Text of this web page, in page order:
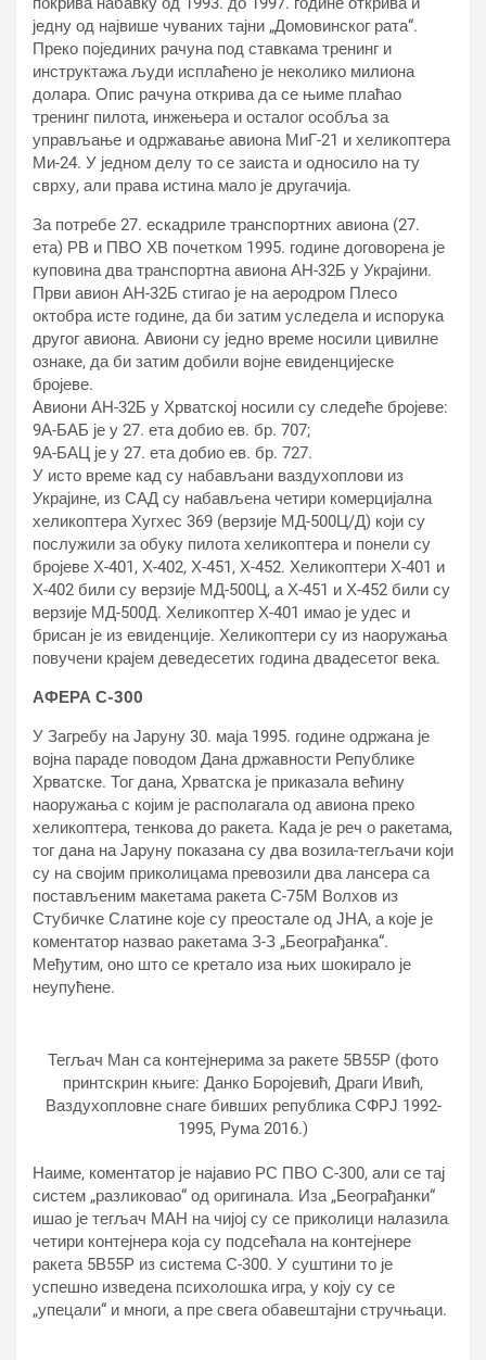
једну од највише чуваних тајни „Домовинског рата“.
Преко појединих рачуна под ставкама тренинг и
инструктажа људи исплаћено је неколико милиона
долара. Опис рачуна открива да се њиме плаћао
тренинг пилота, инжењера и осталог особља за
управљање и одржавање авиона МиГ-21 и хеликоптера
Ми-24. У једном делу то се заиста и односило на ту
сврху, али права истина мало је другачија.
За потребе 27. ескадриле транспортних авиона (27.
ета) РВ и ПВО ХВ почетком 1995. године договорена је
куповина два транспортна авиона АН-32Б у Украјини.
Први авион АН-32Б стигао је на аеродром Плесо
октобра исте године, да би затим уследела и испорука
другог авиона. Авиони су једно време носили цивилне
ознаке, да би затим добили војне евиденцијеске
бројеве.
Авиони АН-32Б у Хрватској носили су следеће бројеве:
9А-БАБ је у 27. ета добио ев. бр. 707;
9А-БАЦ је у 27. ета добио ев. бр. 727.
У исто време кад су набављани ваздухоплови из
Украјине, из САД су набављена четири комерцијална
хеликоптера Хугхес 369 (верзије МД-500Ц/Д) који су
послужили за обуку пилота хеликоптера и понели су
бројеве Х-401, Х-402, Х-451, Х-452. Хеликоптери Х-401 и
Х-402 били су верзије МД-500Ц, а Х-451 и Х-452 били су
верзије МД-500Д. Хеликоптер Х-401 имао је удес и
брисан је из евиденције. Хеликоптери су из наоружања
повучени крајем деведесетих година двадесетог века.
АФЕРА С-300
У Загребу на Јаруну 30. маја 1995. године одржана је
војна параде поводом Дана државности Републике
Хрватске. Тог дана, Хрватска је приказала већину
наоружања с којим је располагала од авиона преко
хеликоптера, тенкова до ракета. Када је реч о ракетама,
тог дана на Јаруну показана су два возила-тегљачи који
су на својим приколицама превозили два лансера са
постављеним макетама ракета С-75М Волхов из
Стубичке Слатине које су преостале од ЈНА, а које је
коментатор назвао ракетама З-З „Београђанка“.
Међутим, оно што се кретало иза њих шокирало је
неупућене.
Тегљач Ман са контејнерима за ракете 5В55Р (фото
принтскрин књиге: Данко Боројевић, Драги Ивић,
Ваздухопловне снаге бивших република СФРЈ 1992-
1995, Рума 2016.)
Наиме, коментатор је најавио РС ПВО С-300, али се тај
систем „разликовао“ од оригинала. Иза „Београђанки“
ишао је тегљач МАН на чијој су се приколици налазила
четири контејнера која су подсећала на контејнере
ракета 5В55Р из система С-300. У суштини то је
успешно изведена психолошка игра, у коју су се
„упецали“ и многи, а пре свега обавештајни стручњаци.